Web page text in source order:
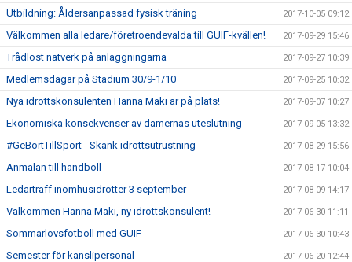
Utbildning: Åldersanpassad fysisk träning 2017-10-05 09:12
Välkommen alla ledare/företroendevalda till GUIF-kvällen! 2017-09-29 15:46
Trådlöst nätverk på anläggningarna 2017-09-27 10:39
Medlemsdagar på Stadium 30/9-1/10 2017-09-25 10:32
Nya idrottskonsulenten Hanna Mäki är på plats! 2017-09-07 10:27
Ekonomiska konsekvenser av damernas uteslutning 2017-09-05 13:32
#GeBortTillSport - Skänk idrottsutrustning 2017-08-29 15:56
Anmälan till handboll 2017-08-17 10:04
Ledarträff inomhusidrotter 3 september 2017-08-09 14:17
Välkommen Hanna Mäki, ny idrottskonsulent! 2017-06-30 11:11
Sommarlovsfotboll med GUIF 2017-06-30 10:43
Semester för kanslipersonal 2017-06-20 12:44